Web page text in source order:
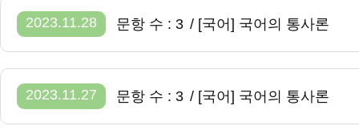
2023.11.28 문항 수 : 3 / [국어] 국어의 통사론
2023.11.27 문항 수 : 3 / [국어] 국어의 통사론